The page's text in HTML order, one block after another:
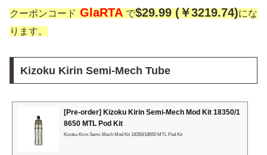
クーポンコードGlaRTAで$29.99 (￥3219.74)にな
ります。
Kizoku Kirin Semi-Mech Tube
[Pre-order] Kizoku Kirin Semi-Mech Mod Kit 18350/1
8650 MTL Pod Kit
Kizoku Kirin Semi-Mech Mod Kit 18350/18650 MTL Pod Kit